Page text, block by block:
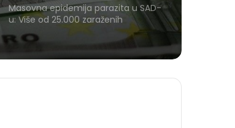
Masovna epidemija parazita u SAD-
u: Više od 25.000 zaraženih